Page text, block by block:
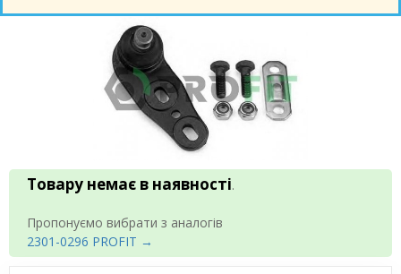
Товару немає в наявності.
Пропонуємо вибрати з аналогів
2301-0296 PROFIT →